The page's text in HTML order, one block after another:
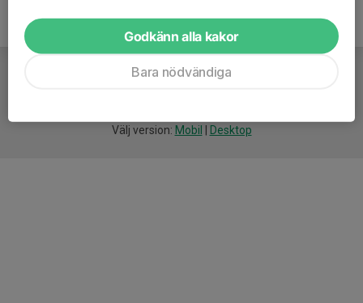
Välj version: Mobil Desktop
Godkänn alla kakor
Bara nödvändiga